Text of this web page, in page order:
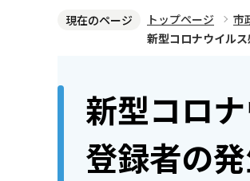
現在のページ トップページ 市
新型コロナウイル
新型コロ
登録者の